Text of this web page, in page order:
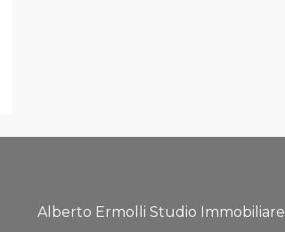
Alberto Ermolli Studio Immobiliare